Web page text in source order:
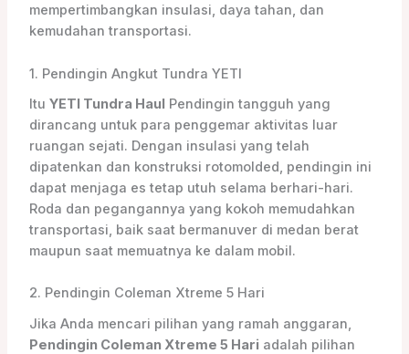
mempertimbangkan insulasi, daya tahan, dan
kemudahan transportasi.
1. Pendingin Angkut Tundra YETI
Itu YETI Tundra Haul Pendingin tangguh yang
dirancang untuk para penggemar aktivitas luar
ruangan sejati. Dengan insulasi yang telah
dipatenkan dan konstruksi rotomolded, pendingin ini
dapat menjaga es tetap utuh selama berhari-hari.
Roda dan pegangannya yang kokoh memudahkan
transportasi, baik saat bermanuver di medan berat
maupun saat memuatnya ke dalam mobil.
2. Pendingin Coleman Xtreme 5 Hari
Jika Anda mencari pilihan yang ramah anggaran,
Pendingin Coleman Xtreme 5 Hari adalah pilihan